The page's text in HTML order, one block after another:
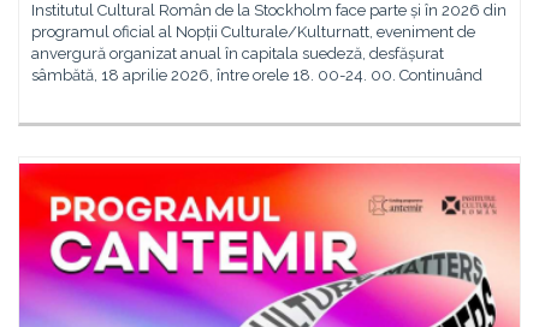
Institutul Cultural Român de la Stockholm face parte și în 2026 din
programul oficial al Nopții Culturale/Kulturnatt, eveniment de
anvergură organizat anual în capitala suedeză, desfășurat
sâmbătă, 18 aprilie 2026, între orele 18. 00-24. 00. Continuând